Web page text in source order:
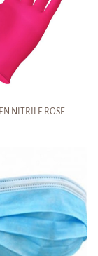
NITRILE ROSE